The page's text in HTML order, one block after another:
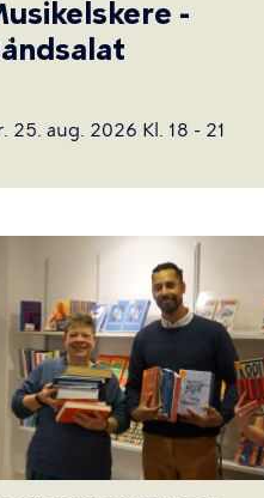
-
25. aug. 2026 Kl. 18 - 21